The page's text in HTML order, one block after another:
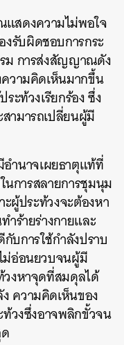
สดงความไม่พอใจ
รับผิดชอบการกระ
ม การส่งสัญญาณดัง
วามคิดเห็นมากขึ้น
ะท้วงเรียกร้อง ซึ่ง
ามารถเปลี่ยนผู้มี
ำนาจเผยธาตุแท้ที่
นการสลายการชุมนุม
ผู้ประท้วงจะต้องหา
ร้ายร่างกายและ
บการใช้กำลังปราบ
อ่อนยวบจนผู้มี
งหาจุดที่สมดุลได้
ความคิดเห็นของ
วงซึ่งอาจพลิกขั้วจน